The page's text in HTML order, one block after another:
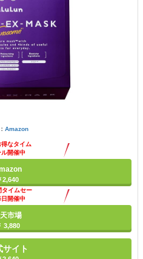
Amazon
なタイム
開催中
2,640
タイムセー
日開催中
市場
3,880
サイト